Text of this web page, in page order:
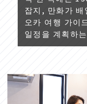
잡지, 만화가
오카 여행 가이
일정을 계획하